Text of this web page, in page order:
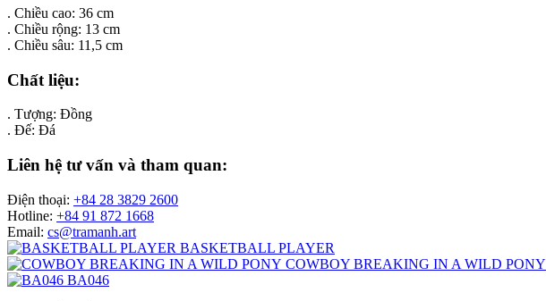
. Chiều cao: 36 cm
. Chiều rộng: 13 cm
. Chiều sâu: 11,5 cm
Chất liệu:
. Tượng: Đồng
. Đế: Đá
Liên hệ tư vấn và tham quan:
Điện thoại: +84 28 3829 2600
Hotline: +84 91 872 1668
Email: cs@tramanh.art
BASKETBALL PLAYER
COWBOY BREAKING IN A WILD PONY
BA046